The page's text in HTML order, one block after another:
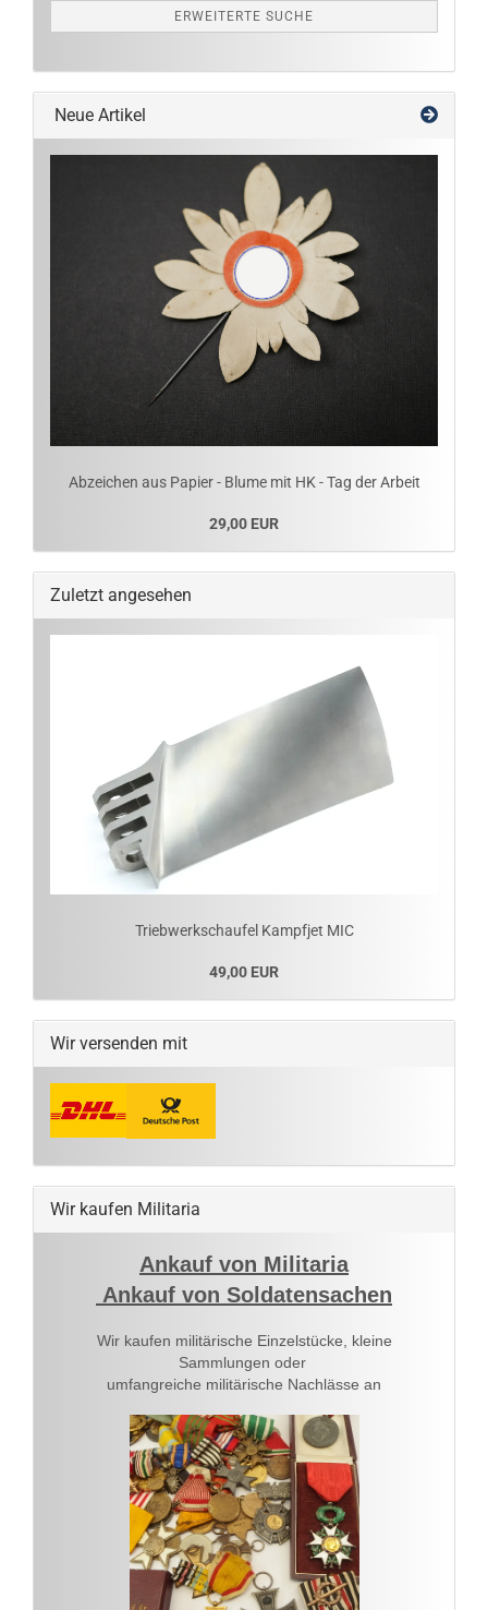
ERWEITERTE SUCHE
Neue Artikel
Abzeichen aus Papier - Blume mit HK - Tag der Arbeit
29,00 EUR
Zuletzt angesehen
Triebwerkschaufel Kampfjet MIC
49,00 EUR
Wir versenden mit
Wir kaufen Militaria
Ankauf von Militaria
Ankauf von Soldatensachen
Wir kaufen militärische Einzelstücke, kleine
Sammlungen oder
umfangreiche militärische Nachlässe an